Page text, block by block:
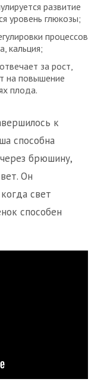
развитие
уровень глюкозы;
процессов
кальция;
за рост,
на повышение
плода.
к
способна
брюшину,
Он
свет
способен